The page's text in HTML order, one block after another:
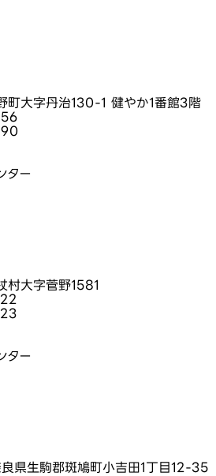
町大字丹治130-1 健やか1番館3階
ター
村大字菅野1581
ター
県生駒郡斑鳩町小吉田1丁目12-35